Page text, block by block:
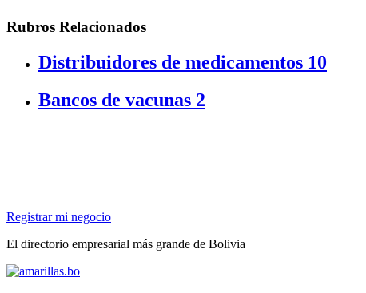
Rubros Relacionados
Distribuidores de medicamentos 10
Bancos de vacunas 2
Registrar mi negocio
El directorio empresarial más grande de Bolivia